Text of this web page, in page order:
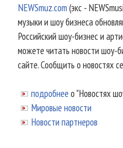
NEWSmuz.com(экс -
музыки и шоу бизнеса
Российский шоу-бизнес и
можете читать новости шоу-
сайте. Сообщить о новостях
подробнее о "Новостях
Мировые новости
Новости партнеров